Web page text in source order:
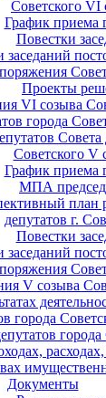
Советского VI
График приема
Повестки
заседаний
Проекты
VI созыва
города
Совета
Советского V
График приема
МПА
план
депутатов г.
Повестки
заседаний
V созыва
города
города
Документы